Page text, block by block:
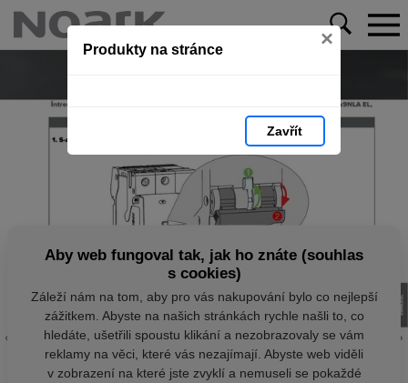
Produkty na stránce ×
Zavřít
Aby web fungoval tak, jak ho znáte (souhlas
s cookies)
Záleží nám na tom, aby pro vás nakupování bylo co nejlepší
zážitkem. Abyste na našich stránkách rychle našli to, co
hledáte, ušetřili spoustu klikání a nezobrazovaly se vám
reklamy na věci, které vás nezajímají. Abyste web viděli
v zobrazení na které jste zvyklí a nemuseli se pokaždé